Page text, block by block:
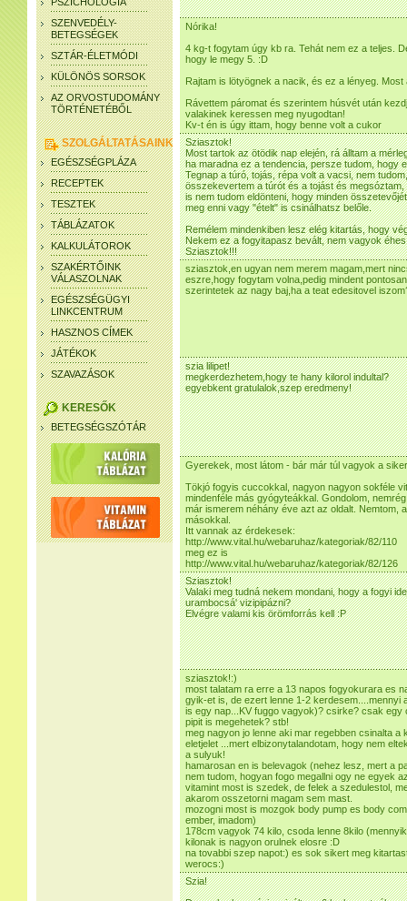
SZENVEDÉLY-
BETEGSÉGEK
SZTÁR-ÉLETMÓDI
KÜLÖNÖS SORSOK
AZ ORVOSTUDOMÁNY
TÖRTÉNETÉBŐL
SZOLGÁLTATÁSAINK
EGÉSZSÉGPLÁZA
RECEPTEK
TESZTEK
TÁBLÁZATOK
KALKULÁTOROK
SZAKÉRTŐINK
VÁLASZOLNAK
EGÉSZSÉGÜGYI
LINKCENTRUM
HASZNOS CÍMEK
JÁTÉKOK
SZAVAZÁSOK
KERESŐK
BETEGSÉGSZÓTÁR
Nórika!
4 kg-t fogytam úgy kb ra. Tehát nem ez a teljes.
hogy le megy 5. :D
Rajtam is lötyögnek a nacik, és ez a lényeg.
Rávettem páromat és szerintem húsvét után
valakinek keressen meg nyugodtan!
Kv-t én is úgy ittam, hogy benne volt a cukor
Sziasztok!
Most tartok az ötödik nap elején, rá álltam a
ha maradna ez a tendencia, persze tudom, hogy
Tegnap a túró, tojás, répa volt a vacsi, nem
összekevertem a túrót és a tojást és
is nem tudom eldönteni, hogy minden
meg enni vagy "ételt" is csinálhatsz belőle.
Remélem mindenkiben lesz elég kitartás, hogy
Nekem ez a fogyitapasz bevált, nem vagyok
Sziasztok!!!
sziasztok,en ugyan nem merem magam,mert
eszre,hogy fogytam volna,pedig mindent
szerintetek az nagy baj,ha a teat edesitovel
szia lilipet!
megkerdezhetem,hogy te hany kilorol indultal?
egyebkent gratulalok,szep eredmeny!
Gyerekek, most látom - bár már túl vagyok a
Tökjó fogyis cuccokkal, nagyon nagyon sokféle
mindenféle más gyógyteákkal. Gondolom,
már ismerem néhány éve azt az oldalt. Nemtom,
másokkal.
Itt vannak az érdekesek:
http://www.vital.hu/webaruhaz/kategoriak/82/110
meg ez is
http://www.vital.hu/webaruhaz/kategoriak/82/126
Sziasztok!
Valaki meg tudná nekem mondani, hogy a fogyi
urambocsá' vizipipázni?
Elvégre valami kis örömforrás kell :P
sziasztok!:)
most talatam ra erre a 13 napos fogyokurara es
gyik-et is, de ezert lenne 1-2 kerdesem....mennyi
is egy nap...KV fuggo vagyok)? csirke? csak egy
pipit is megehetek? stb!
meg nagyon jo lenne aki mar regebben csinalta a
eletjelet ...mert elbizonytalandotam, hogy nem
a sulyuk!
hamarosan en is belevagok (nehez lesz, mert a
nem tudom, hogyan fogo megallni ogy ne egyek
vitamint most is szedek, de felek a szedulestol,
akarom osszetorni magam sem mast.
mozogni most is mozgok body pump es body
ember, imadom)
178cm vagyok 74 kilo, csoda lenne 8kilo
kilonak is nagyon orulnek elosre :D
na tovabbi szep napot:) es sok sikert meg
werocs:)
Szia!